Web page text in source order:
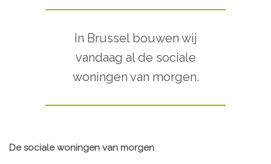
In Brussel bouwen wij
vandaag al de sociale
woningen van morgen.
De sociale woningen van morgen